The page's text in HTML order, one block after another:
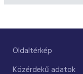
Oldaltérkép
Közérdekű adatok